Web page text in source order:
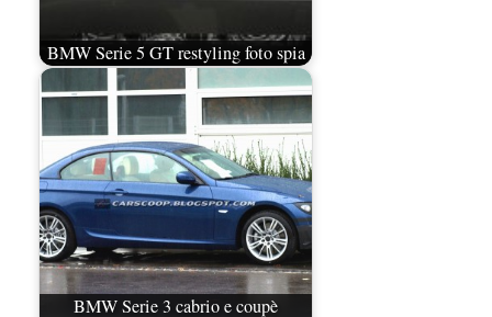
BMW Serie 5 GT restyling foto spia
BMW Serie 3 cabrio e coupè